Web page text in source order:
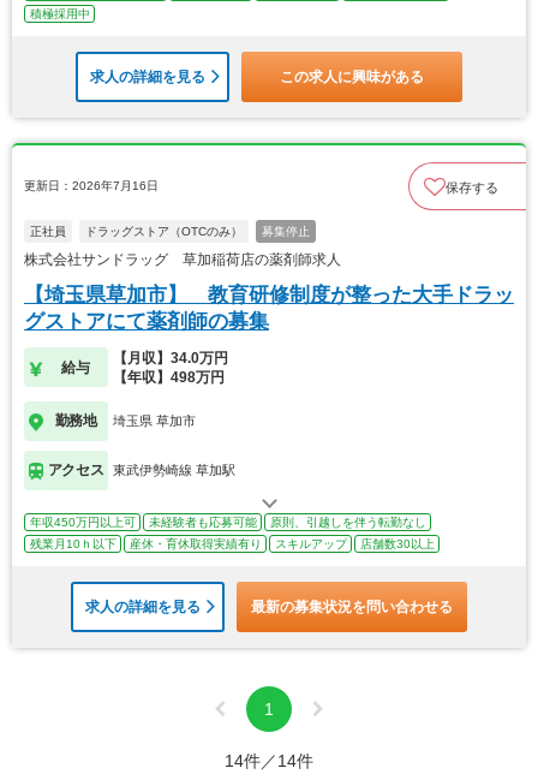
積極採用中
求人の詳細を見る この求人に興味がある
更新日：2026年7月16日 保存する
正社員 ドラッグストア（OTCのみ） 募集停止
株式会社サンドラッグ 草加稲荷店の薬剤師求人
【埼玉県草加市】 教育研修制度が整った大手ドラッ
グストアにて薬剤師の募集
給与
【月収】34.0万円
【年収】498万円
勤務地 埼玉県 草加市
アクセス 東武伊勢崎線 草加駅
年収450万円以上可 未経験者も応募可能
原則、引越しを伴う転勤なし
残業月10ｈ以下
産休・育休取得実績有り スキルアップ 店舗数30以上
求人の詳細を見る 最新の募集状況を問い合わせる
1
14件／14件